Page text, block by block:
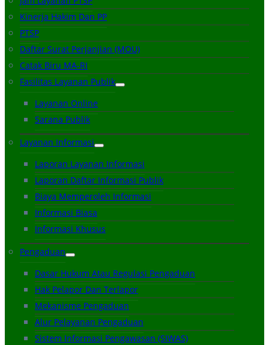
Kinerja Hakim Dan PP
PTSP
Daftar Surat Perjanjian (MOU)
Catak Biru MA-RI
Fasilitas Layanan Publik
Layanan Online
Sarana Publik
Layanan Informasi
Laporan Layanan Informasi
Laporan Daftar Informasi Publik
Biaya Memperoleh Informasi
Informasi Biasa
Informasi Khusus
Pengaduan
Dasar Hukum Atau Regulasi Pengaduan
Hak Pelapor Dan Terlapor
Mekanisme Pengaduan
Alur Pelayanan Pengaduan
Sistem Informasi Pengawasan (SIWAS)